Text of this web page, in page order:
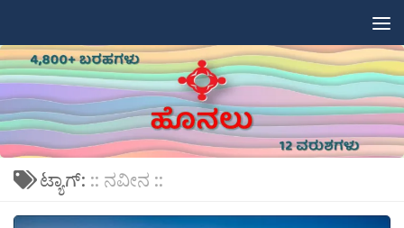
ಟ್ಯಾಗ್: :: ನವೀನ ::